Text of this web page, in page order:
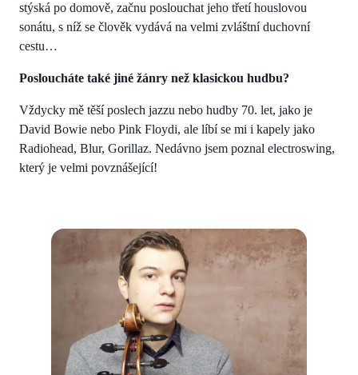
stýská po domově, začnu poslouchat jeho třetí houslovou
sonátu, s níž se člověk vydává na velmi zvláštní duchovní
cestu…
Posloucháte také jiné žánry než klasickou hudbu?
Vždycky mě těší poslech jazzu nebo hudby 70. let, jako je
David Bowie nebo Pink Floydi, ale líbí se mi i kapely jako
Radiohead, Blur, Gorillaz. Nedávno jsem poznal electroswing,
který je velmi povznášející!